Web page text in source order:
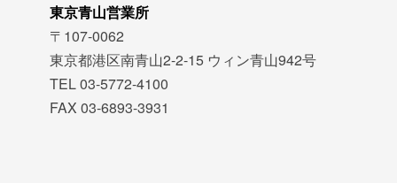
東京青山営業所
〒107-0062
東京都港区南青山2-2-15 ウィン青山942号
TEL 03-5772-4100
FAX 03-6893-3931